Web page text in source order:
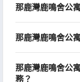
那鹿灣鹿鳴舍公
那鹿灣鹿鳴舍公
那鹿灣鹿鳴舍公
務？